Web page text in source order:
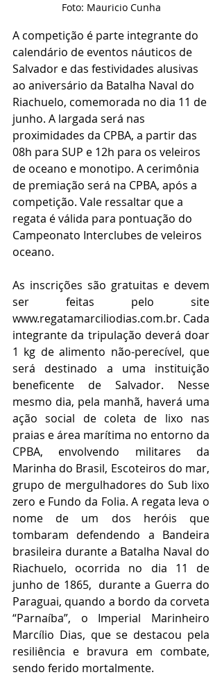
Foto: Mauricio Cunha
A competição é parte integrante do
calendário de eventos náuticos de
Salvador e das festividades alusivas
ao aniversário da Batalha Naval do
Riachuelo, comemorada no dia 11 de
junho. A largada será nas
proximidades da CPBA, a partir das
08h para SUP e 12h para os veleiros
de oceano e monotipo. A cerimônia
de premiação será na CPBA, após a
competição. Vale ressaltar que a
regata é válida para pontuação do
Campeonato Interclubes de veleiros
oceano.
As inscrições são gratuitas e devem
ser feitas pelo site
www.regatamarciliodias.com.br. Cada
integrante da tripulação deverá doar
1 kg de alimento não-perecível, que
será destinado a uma instituição
beneficente de Salvador. Nesse
mesmo dia, pela manhã, haverá uma
ação social de coleta de lixo nas
praias e área marítima no entorno da
CPBA, envolvendo militares da
Marinha do Brasil, Escoteiros do mar,
grupo de mergulhadores do Sub lixo
zero e Fundo da Folia. A regata leva o
nome de um dos heróis que
tombaram defendendo a Bandeira
brasileira durante a Batalha Naval do
Riachuelo, ocorrida no dia 11 de
junho de 1865,  durante a Guerra do
Paraguai, quando a bordo da corveta
“Parnaíba”, o Imperial Marinheiro
Marcílio Dias, que se destacou pela
resiliência e bravura em combate,
sendo ferido mortalmente.